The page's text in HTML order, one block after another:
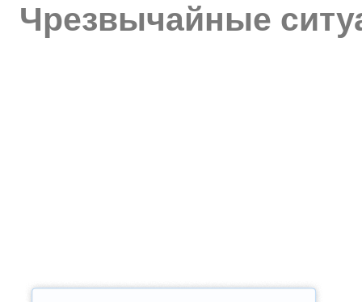
Чрезвычайные